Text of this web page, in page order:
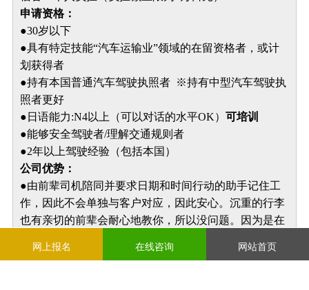
申请资格：
●30岁以下
●具有特定技能“汽车运输业”领域的在留资格者，或计
划获得者
●持有本国普通汽车驾驶执照者 ※持有中型汽车驾驶执
照者更好
●日语能力:N4以上（可以对话的水平OK） 可培训
●能够安全驾驶者/理解交通规则者
●2年以上驾驶经验（包括本国）
公司优势：
●由前辈司机陪同并要求日期和时间行动的助手记住工
作，因此不会单独与客户对应，因此安心。沉重的行李
也有亲切的前辈会耐心地教你，所以没问题。因为是在
●即入寮可（家电・可以立即入住带家具的舒适社宅）
网上报名 在线咨询 网站首页